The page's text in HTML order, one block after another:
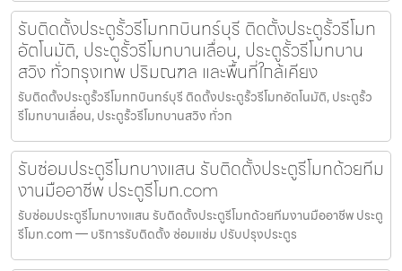
รับติดตั้งประตูรั้วรีโมทกบินทร์บุรี ติดตั้งประตูรั้วรีโมท
อัตโนมัติ, ประตูรั้วรีโมทบานเลื่อน, ประตูรั้วรีโมทบาน
สวิง ทั่วกรุงเทพ ปริมณฑล และพื้นที่ใกล้เคียง
รับติดตั้งประตูรั้วรีโมทกบินทร์บุรี ติดตั้งประตูรั้วรีโมทอัตโนมัติ, ประตูรั้ว
รีโมทบานเลื่อน, ประตูรั้วรีโมทบานสวิง ทั่วก
รับซ่อมประตูรีโมทบางแสน รับติดตั้งประตูรีโมทด้วยทีม
งานมืออาชีพ ประตูรีโมท.com
รับซ่อมประตูรีโมทบางแสน รับติดตั้งประตูรีโมทด้วยทีมงานมืออาชีพ ประตู
รีโมท.com — บริการรับติดตั้ง ซ่อมแซ่ม ปรับปรุงประตูร